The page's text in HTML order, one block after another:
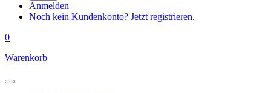
Anmelden
Noch kein Kundenkonto? Jetzt registrieren.
0
Warenkorb